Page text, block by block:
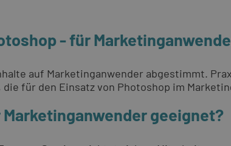
- für
auf Marketinganwender abgestimmt.
für den Einsatz von Photoshop im
geeignet?